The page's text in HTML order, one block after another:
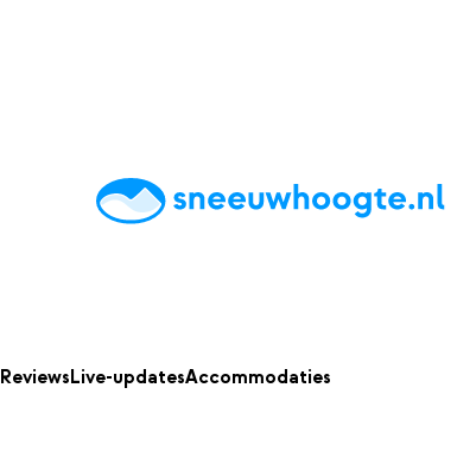
AccommodatiesTipsReviewsLive updatesApp
ReviewsLive-updatesAccommodaties